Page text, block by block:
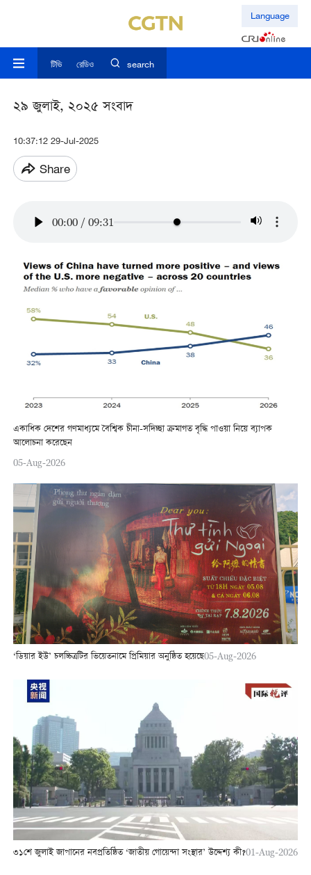
Language
টিভি রেডিও search
২৯ জুলাই, ২০২৫ সংবাদ
10:37:12 29-Jul-2025
Share
00:00 / 09:31
একাধিক দেশের গণমাধ্যমে বৈশ্বিক চীনা-সদিচ্ছা ক্রমাগত বৃদ্ধি পাওয়া নিয়ে ব্যাপক
আলোচনা করেছেন
05-Aug-2026
‘ডিয়ার ইউ’ চলচ্চিত্রটির ভিয়েতনামে প্রিমিয়ার অনুষ্ঠিত হয়েছে05-Aug-2026
৩১শে জুলাই জাপানের নবপ্রতিষ্ঠিত ‘জাতীয় গোয়েন্দা সংস্থার’ উদ্দেশ্য কী?01-Aug-2026